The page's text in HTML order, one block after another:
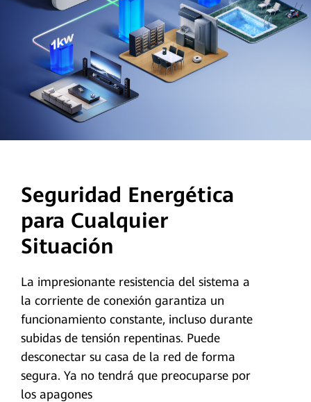
Seguridad Energética
para Cualquier
Situación
La impresionante resistencia del sistema a
la corriente de conexión garantiza un
funcionamiento constante, incluso durante
subidas de tensión repentinas. Puede
desconectar su casa de la red de forma
segura. Ya no tendrá que preocuparse por
los apagones